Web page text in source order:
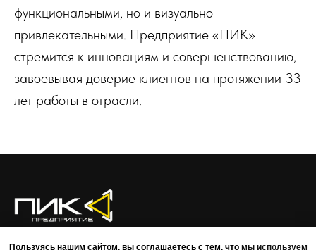
функциональными, но и визуально
привлекательными. Предприятие «ПИК»
стремится к инновациям и совершенствованию,
завоевывая доверие клиентов на протяжении 33
лет работы в отрасли.
О КОМПАНИИ ПРЕИМУЩЕСТВА
Пользуясь нашим сайтом, вы соглашаетесь с тем, что мы используем